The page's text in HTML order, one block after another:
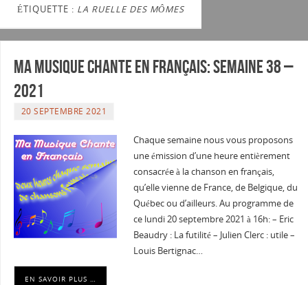
ÉTIQUETTE : LA RUELLE DES MÔMES
Ma musique chante en Français: Semaine 38 –
2021
20 SEPTEMBRE 2021
Chaque semaine nous vous proposons
une émission d’une heure entièrement
consacrée à la chanson en français,
qu’elle vienne de France, de Belgique, du
Québec ou d’ailleurs. Au programme de
ce lundi 20 septembre 2021 à 16h: – Eric
Beaudry : La futilité – Julien Clerc : utile –
Louis Bertignac…
EN SAVOIR PLUS …